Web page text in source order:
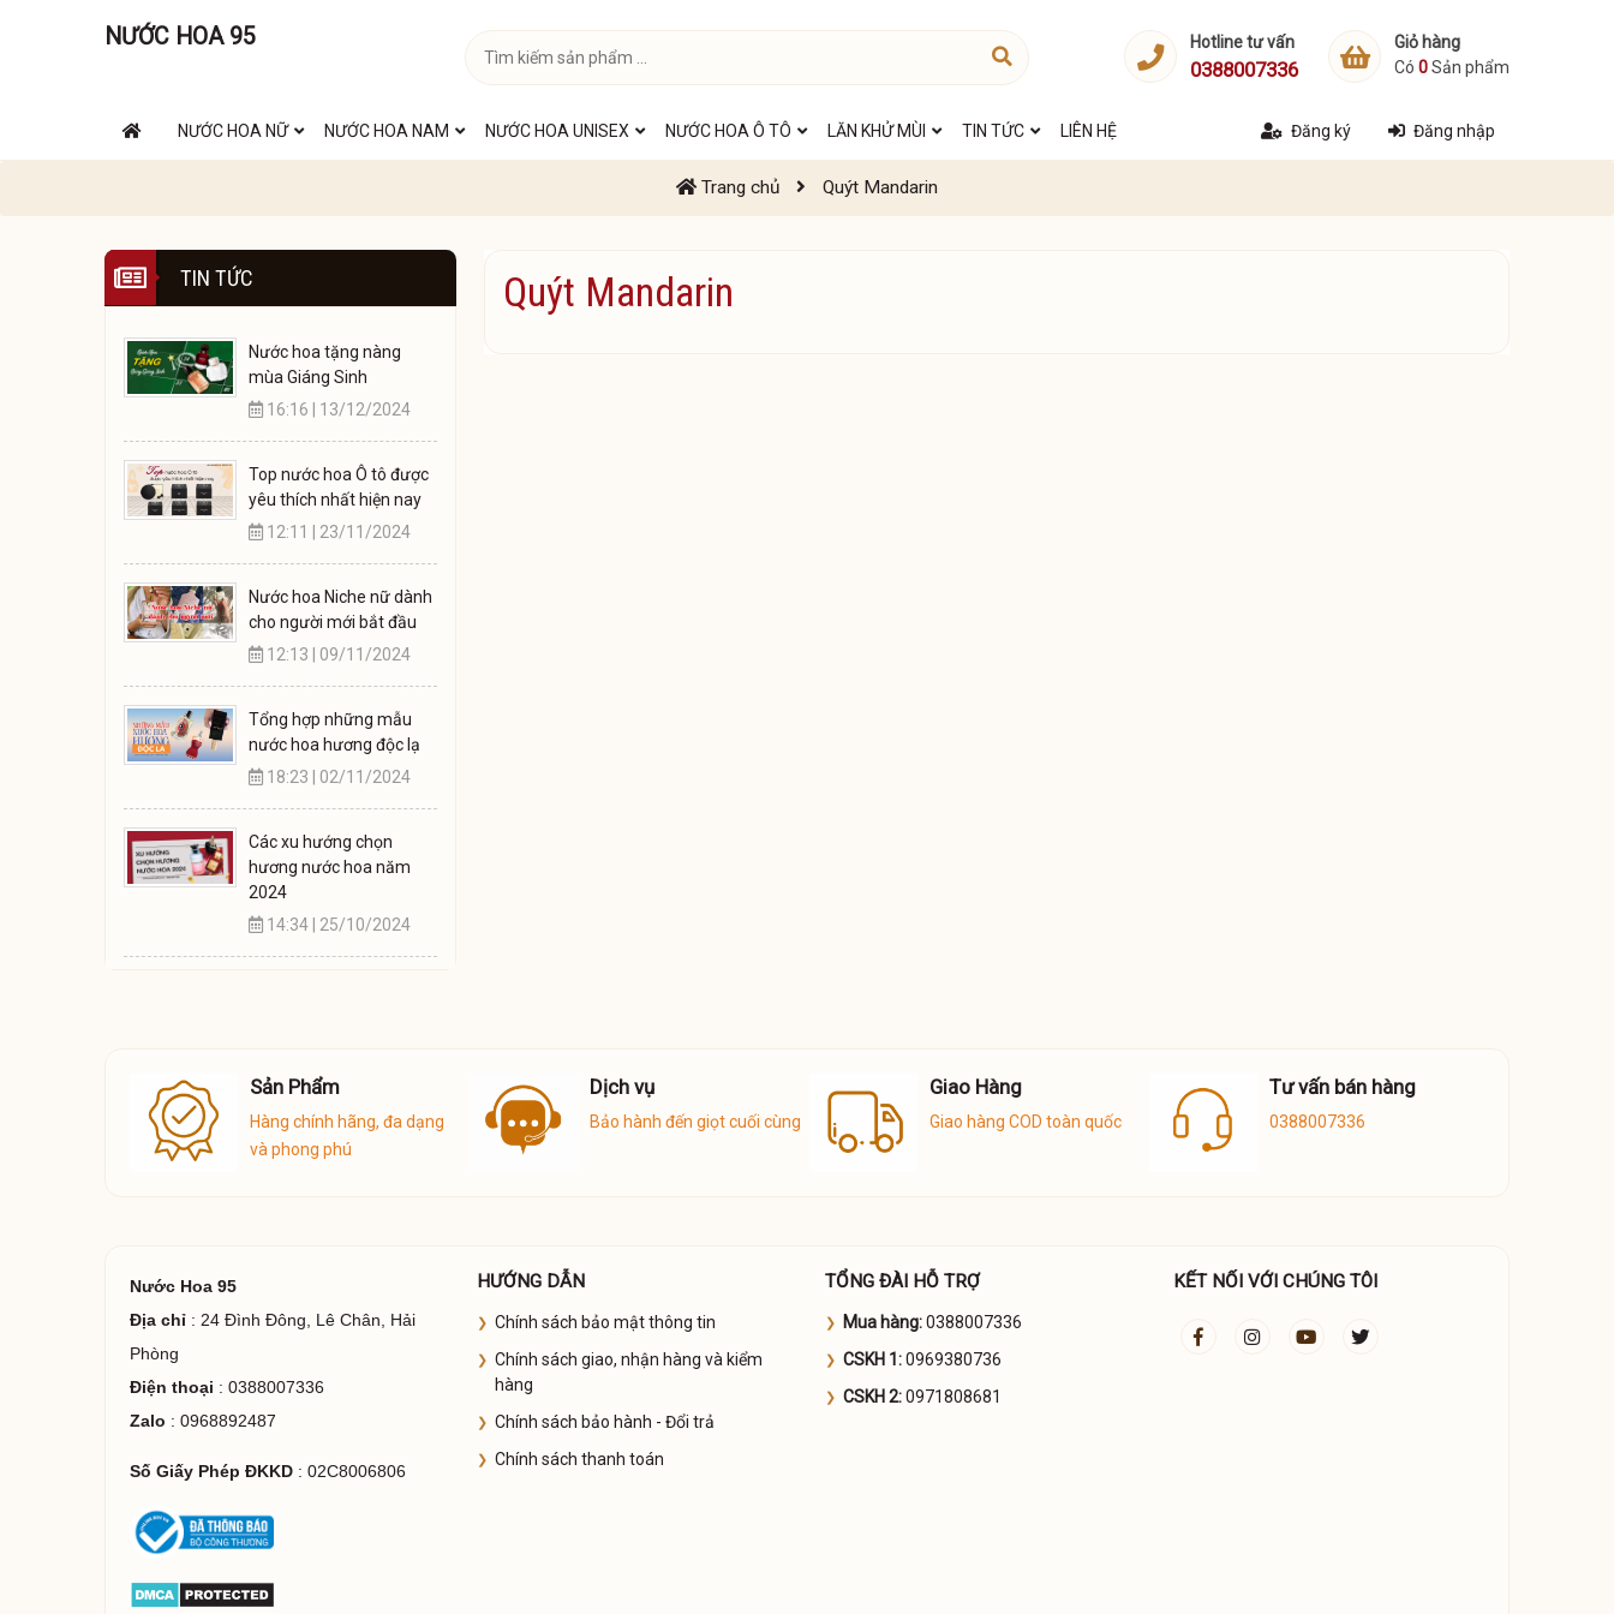
NƯỚC HOA 95
Giỏ hàng
Có 0Sản phẩm
Hotline tư vấn
0388007336
NƯỚC HOA NỮ NƯỚC HOA NAM NƯỚC HOA UNISEX NƯỚC HOA Ô TÔ LĂN KHỬ MÙI TIN TỨC LIÊN HỆ Đăng ký Đăng nhập
Trang chủ Quýt Mandarin
Quýt Mandarin
TIN TỨC
Nước hoa tặng nàng
mùa Giáng Sinh
16:16 | 13/12/2024
Top nước hoa Ô tô được
yêu thích nhất hiện nay
12:11 | 23/11/2024
Nước hoa Niche nữ dành
cho người mới bắt đầu
12:13 | 09/11/2024
Tổng hợp những mẫu
nước hoa hương độc lạ
18:23 | 02/11/2024
Các xu hướng chọn
hương nước hoa năm
2024
14:34 | 25/10/2024
Sản Phẩm
Hàng chính hãng, đa dạng
và phong phú
Dịch vụ
Bảo hành đến giọt cuối cùng
Giao Hàng
Giao hàng COD toàn quốc
Tư vấn bán hàng
0388007336
Nước Hoa 95
Địa chỉ : 24 Đình Đông, Lê Chân, Hải
Phòng
Điện thoại : 0388007336
Zalo : 0968892487
Số Giấy Phép ĐKKD: 02C8006806
HƯỚNG DẪN
Chính sách bảo mật thông tin
Chính sách giao, nhận hàng và kiểm
hàng
Chính sách bảo hành - Đổi trả
Chính sách thanh toán
TỔNG ĐÀI HỖ TRỢ
Mua hàng:0388007336
CSKH 1:0969380736
CSKH 2:0971808681
KẾT NỐI VỚI CHÚNG TÔI